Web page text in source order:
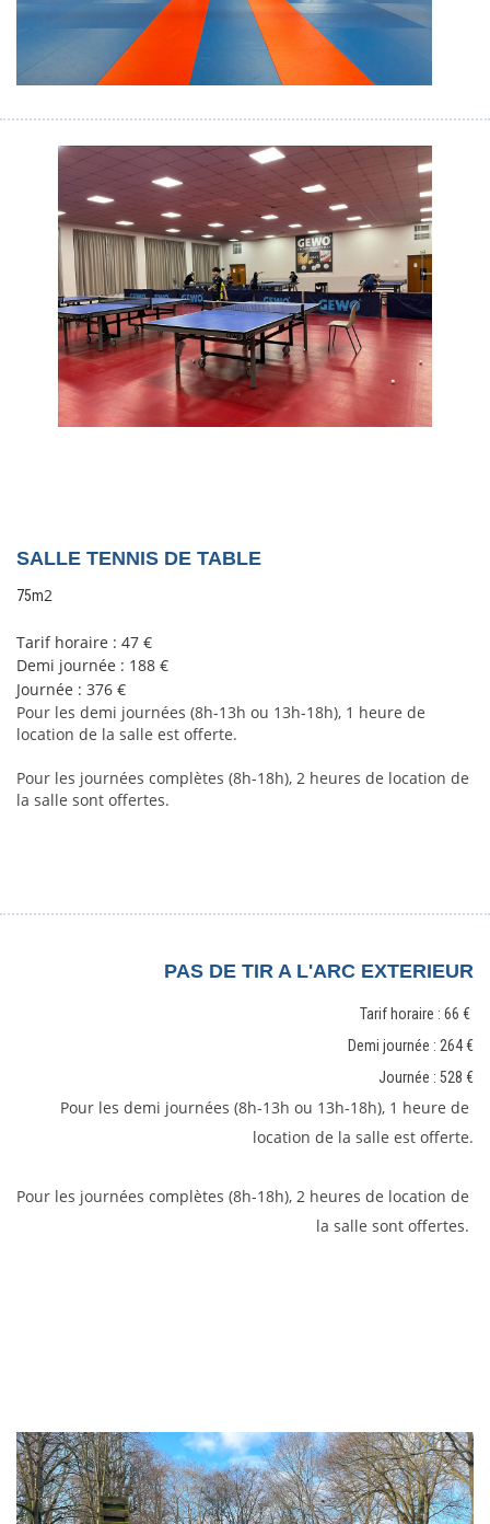
SALLE TENNIS DE TABLE
75m2
Tarif horaire : 47 €
Demi journée : 188 €
Journée : 376 €
Pour les demi journées (8h-13h ou 13h-18h), 1 heure de
location de la salle est offerte.
Pour les journées complètes (8h-18h), 2 heures de location de
la salle sont offertes.
PAS DE TIR A L'ARC EXTERIEUR
Tarif horaire : 66 €
Demi journée : 264€
Journée : 528 €
Pour les demi journées (8h-13h ou 13h-18h), 1 heure de
location de la salle est offerte.
Pour les journées complètes (8h-18h), 2 heures de location de
la salle sont offertes.